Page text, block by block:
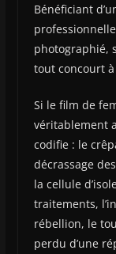
Bénéficiant
photographié,
tout concourt à
Si le film de
véritablement
codifie : le
décrassage
la cellule
traitements,
rébellion, le
perdu d’une